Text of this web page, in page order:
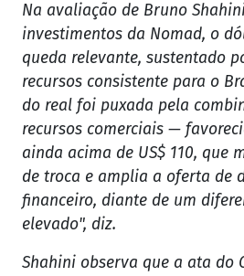
Na avaliação de Bruno
investimentos da Nomad, o
queda relevante, sustentado
recursos consistente para o
do real foi puxada pela
recursos comerciais —
ainda acima de US$ 110, que
de troca e amplia a oferta de
financeiro, diante de um
elevado", diz.
Shahini observa que a ata do